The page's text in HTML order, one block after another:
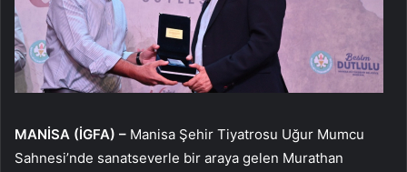
MANİSA (İGFA) – Manisa Şehir Tiyatrosu Uğur Mumcu
Sahnesi’nde sanatseverle bir araya gelen Murathan